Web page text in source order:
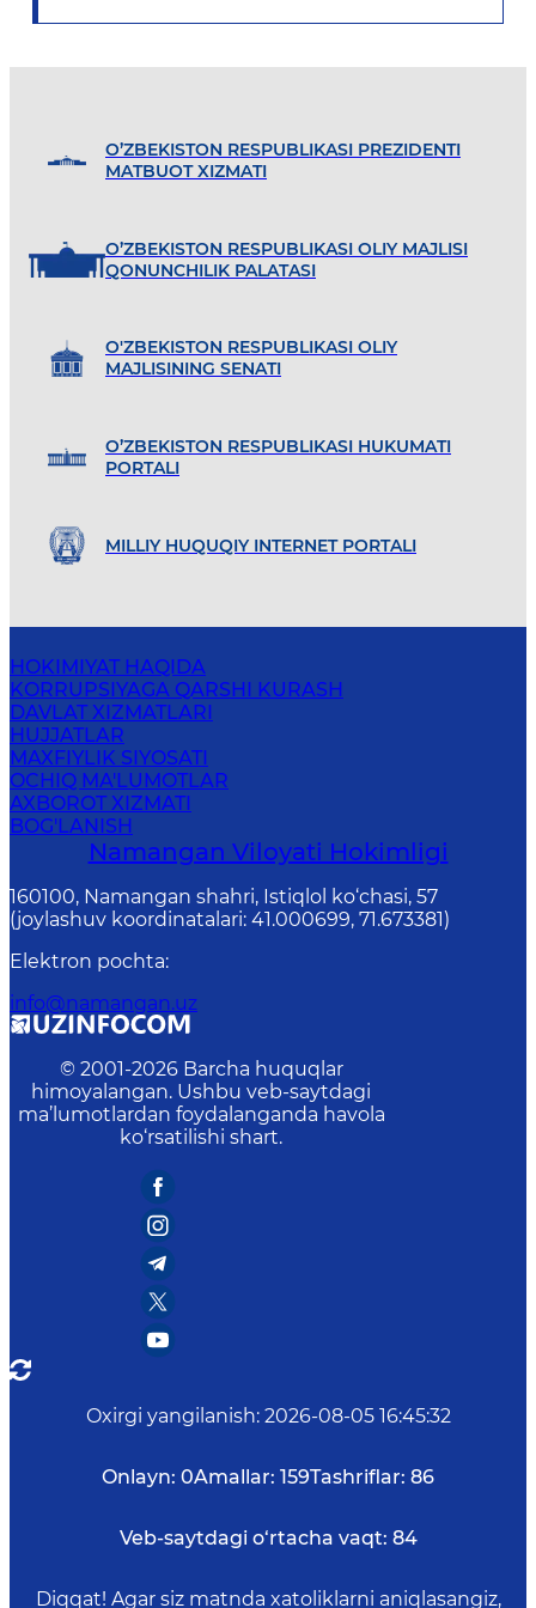
O’ZBEKISTON RESPUBLIKASI PREZIDENTI
MATBUOT XIZMATI
O’ZBEKISTON RESPUBLIKASI OLIY MAJLISI
QONUNCHILIK PALATASI
O'ZBEKISTON RESPUBLIKASI OLIY
MAJLISINING SENATI
O’ZBEKISTON RESPUBLIKASI HUKUMATI
PORTALI
MILLIY HUQUQIY INTERNET PORTALI
HOKIMIYAT HAQIDA
KORRUPSIYAGA QARSHI KURASH
DAVLAT XIZMATLARI
HUJJATLAR
MAXFIYLIK SIYOSATI
OCHIQ MA'LUMOTLAR
AXBOROT XIZMATI
BOG'LANISH
Namangan Vilоyati Hоkimligi
160100, Nаmаngаn shаhri, Istiqlol ko‘chаsi, 57
(joylashuv koordinatalari: 41.000699, 71.673381)
Elektron pochta:
info@namangan.uz
© 2001-2026 Barcha huquqlar
himoyalangan. Ushbu veb-saytdagi
ma’lumotlardan foydalanganda havola
ko‘rsatilishi shart.
Oxirgi yangilanish: 2026-08-05 16:45:32
Onlayn: 0Amallar: 159Tashriflar: 86
Veb-saytdagi o‘rtacha vaqt: 84
Diqqat! Agar siz matnda xatoliklarni aniqlasangiz,